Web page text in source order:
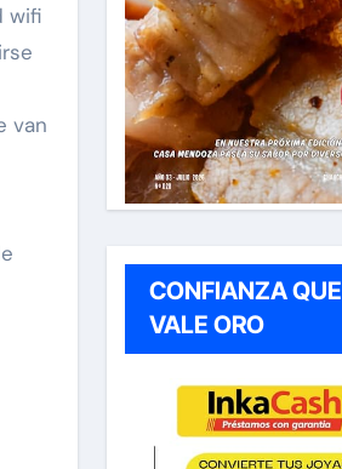
van
CONFIANZA QUE
VALE ORO